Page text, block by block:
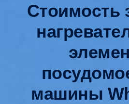
Стоимость
машины